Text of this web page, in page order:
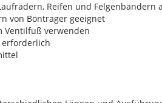
Reifen und Felgenbändern
von Bontrager geeignet
Ventilfuß verwenden
erforderlich